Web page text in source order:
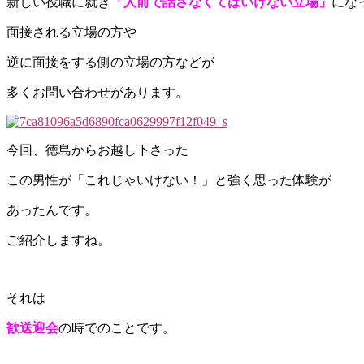
面接される立場の方や
逆に面接をする側の立場の方などが
多くお問い合わせがあります。
今回、徳島からお越し下さった
この男性が「これじゃいけない！」と強く思った体験が
あったんです。
ご紹介しますね。
それは
歓送迎会の時でのことです。